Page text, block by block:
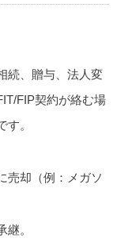
続、贈与、法人変
FIP契約が絡む場
。
売却（例：メガソ
継。